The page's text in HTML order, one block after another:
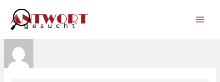
Inhalt
springen